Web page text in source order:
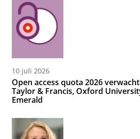
10 juli 2026
Open access quota 2026
Taylor & Francis, Oxford
Emerald